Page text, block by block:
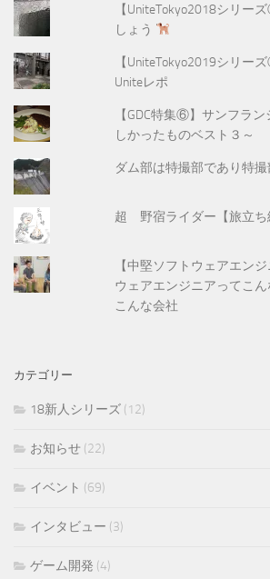
【UniteTokyo2018シリー
しょう
【UniteTokyo2019シリー
Uniteレポ
【GDC特集⑥】サンフラ
しかったものベスト３～
ダム部は特撮部であり特
超 野宿ライダー【旅立ち
【中堅ソフトウェアエン
ウェアエンジニアってこ
こんな会社
カテゴリー
18新人シリーズ (12)
お知らせ (22)
イベント (69)
インタビュー (3)
ゲーム開発 (4)